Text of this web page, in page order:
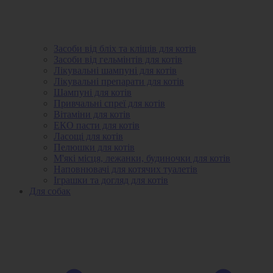
Засоби від бліх та кліщів для котів
Засоби від гельмінтів для котів
Лікувальні шампуні для котів
Лікувальні препарати для котів
Шампуні для котів
Привчальні спреї для котів
Вітаміни для котів
ЕКО пасти для котів
Ласощі для котів
Пелюшки для котів
М'які місця, лежанки, будиночки для котів
Наповнювачі для котячих туалетів
Іграшки та догляд для котів
Для собак